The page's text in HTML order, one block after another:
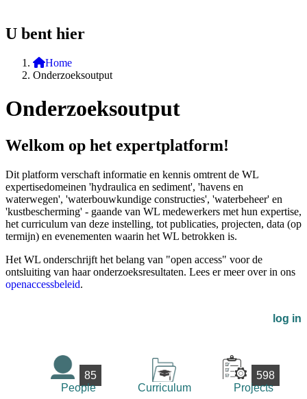
U bent hier
Home
Onderzoeksoutput
Onderzoeksoutput
Welkom op het expertplatform!
Dit platform verschaft informatie en kennis omtrent de WL
expertisedomeinen 'hydraulica en sediment', 'havens en
waterwegen', 'waterbouwkundige constructies', 'waterbeheer' en
'kustbescherming' - gaande van WL medewerkers met hun expertise,
het curriculum van deze instelling, tot publicaties, projecten, data (op
termijn) en evenementen waarin het WL betrokken is.
Het WL onderschrijft het belang van "open access" voor de
ontsluiting van haar onderzoeksresultaten. Lees er meer over in ons
openaccessbeleid.
log in
85
People
Curriculum
598
Projects